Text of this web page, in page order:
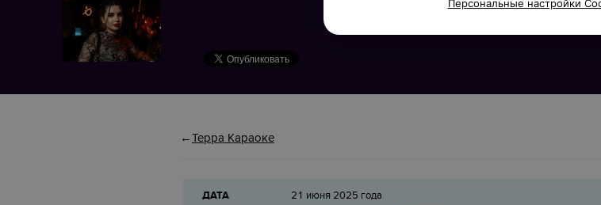
Терра Караоке
ДАТА
21 июня 2025 года
Персональные настройки